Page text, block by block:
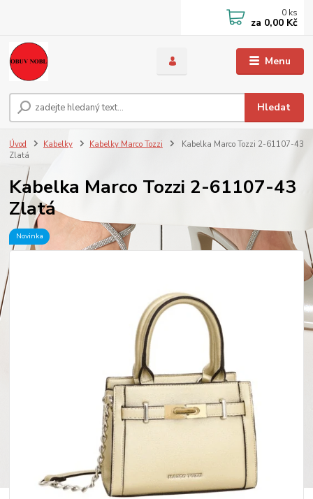
Menu
Hledat
0 ks
za 0,00 Kč
Úvod Kabelky Kabelky Marco Tozzi
Kabelka Marco Tozzi 2-61107-43
Zlatá
Kabelka Marco Tozzi 2-61107-43
Zlatá
Novinka